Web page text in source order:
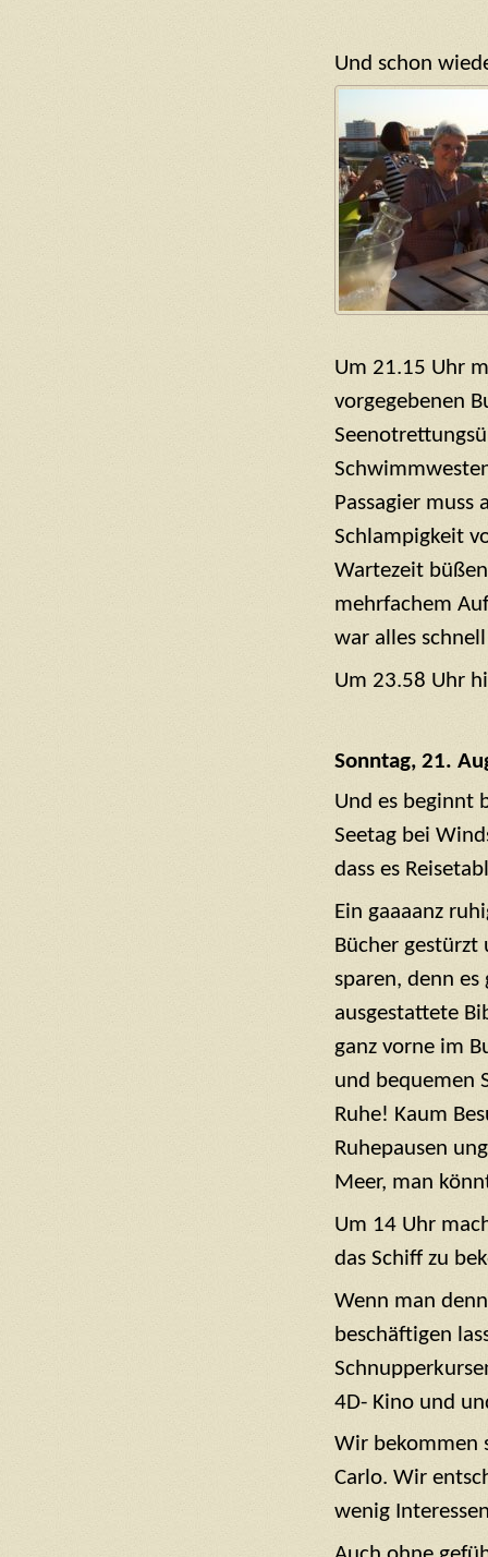
Und schon
Um 21.15 Uhr
vorgegebenen
Passagier
Schlampigkeit
Wartezeit
mehrfachem
war alles
Um 23.58 Uhr
Sonntag, 21.
Und es beginnt
Seetag bei
dass es
Ein gaaaanz
Bücher
sparen, denn
ausgestattete
ganz vorne im
und bequemen
Ruhe! Kaum
Ruhepausen
Meer, man
Um 14 Uhr
das Schiff zu
Wenn man
beschäftigen
4D- Kino und
Wir bekommen
Carlo. Wir
wenig